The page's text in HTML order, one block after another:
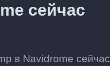
сейчас
в Navidrome сейчас